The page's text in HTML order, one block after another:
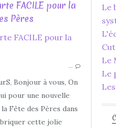
SCAN N CUT
POCHETTE
COSTUME
MUG
DÉCORATIONS
FACILE pour la
Pères
…
Bonjour à vous, On
pour une nouvelle
Fête des Pères dans
cette jolie
Le
Cut
Le
Le